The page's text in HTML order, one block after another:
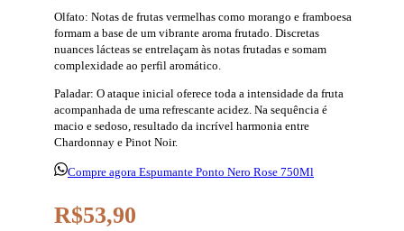
Olfato: Notas de frutas vermelhas como morango e framboesa
formam a base de um vibrante aroma frutado. Discretas
nuances lácteas se entrelaçam às notas frutadas e somam
complexidade ao perfil aromático.
Paladar: O ataque inicial oferece toda a intensidade da fruta
acompanhada de uma refrescante acidez. Na sequência é
macio e sedoso, resultado da incrível harmonia entre
Chardonnay e Pinot Noir.
Compre agora Espumante Ponto Nero Rose 750Ml
R$53,90